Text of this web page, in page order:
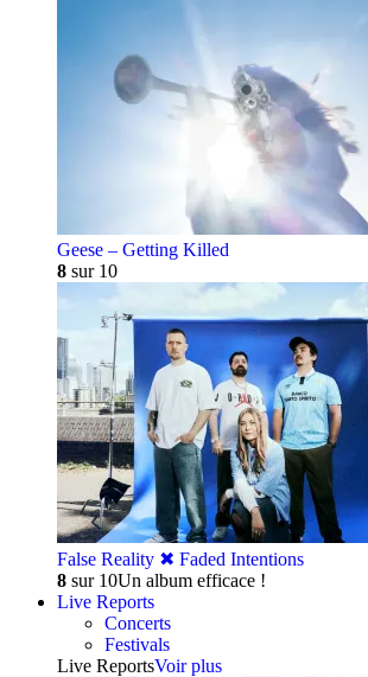
Geese – Getting Killed
8 sur 10
False Reality ✖︎ Faded Intentions
8 sur 10Un album efficace !
Live Reports
Concerts
Festivals
Live ReportsVoir plus